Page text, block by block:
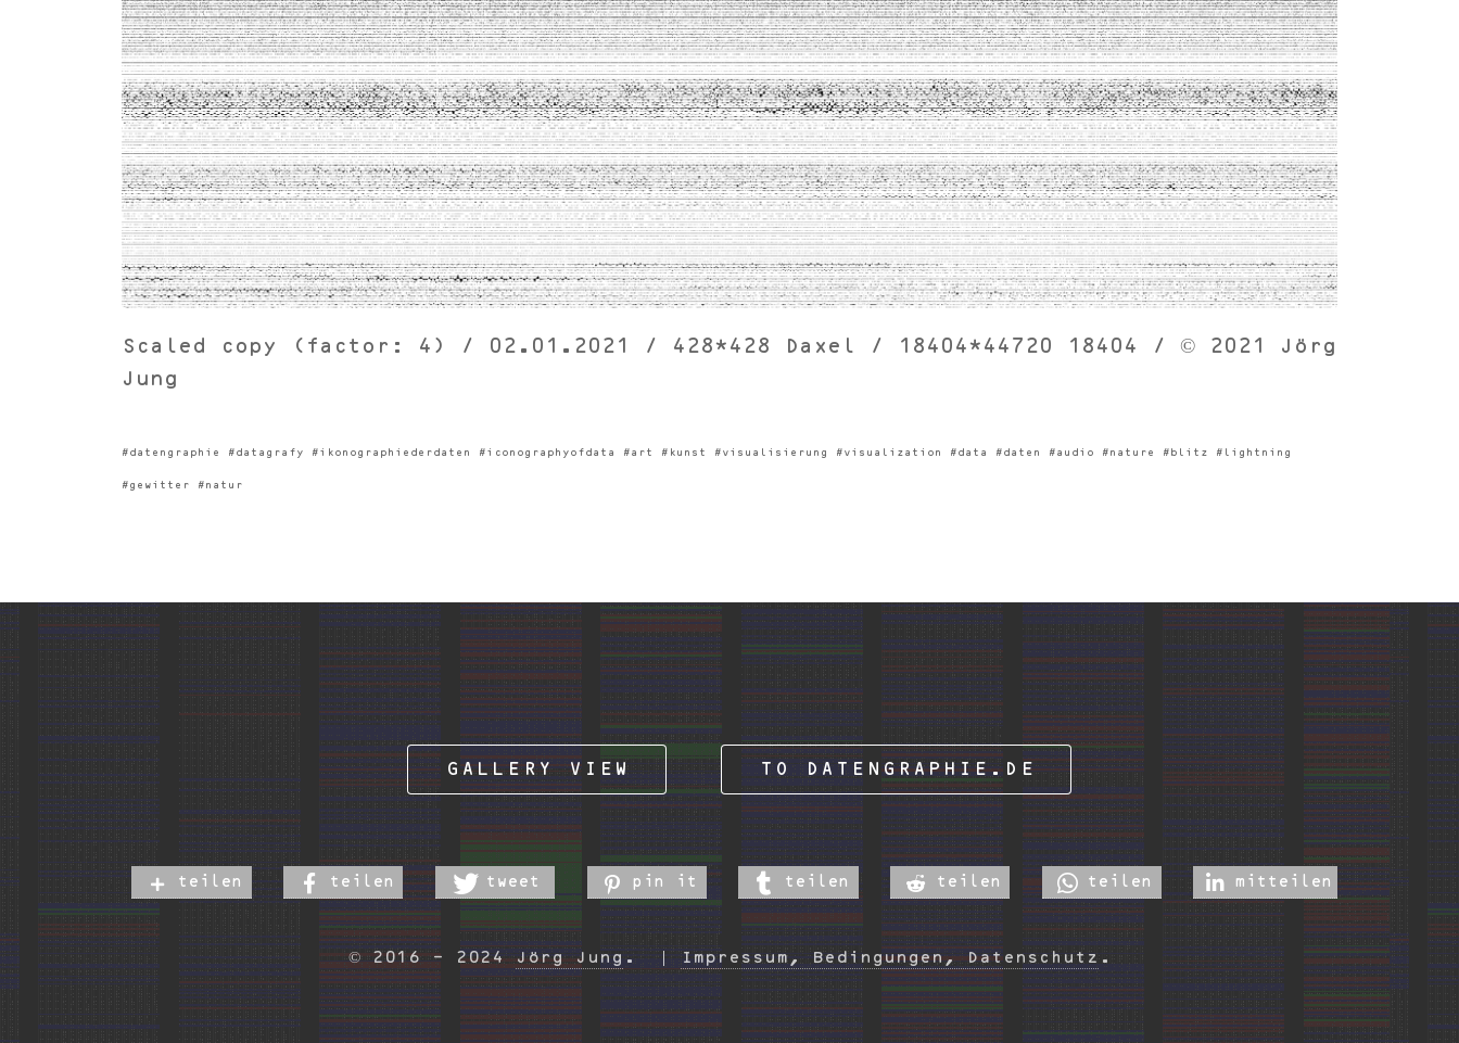
Scaled copy (factor: 4) / 02.01.2021 / 428*428 Daxel / 18404*44720 18404 / © 2021 Jörg
Jung
#datengraphie #datagrafy #ikonographiederdaten #iconographyofdata #art #kunst #visualisierung #visualization #data #daten #audio #nature #blitz #lightning
#gewitter #natur
GALLERY VIEW TO DATENGRAPHIE.DE
teilen teilen tweet pin it teilen teilen teilen mitteilen
© 2016 - 2024 Jörg Jung . Impressum, Bedingungen, Datenschutz .